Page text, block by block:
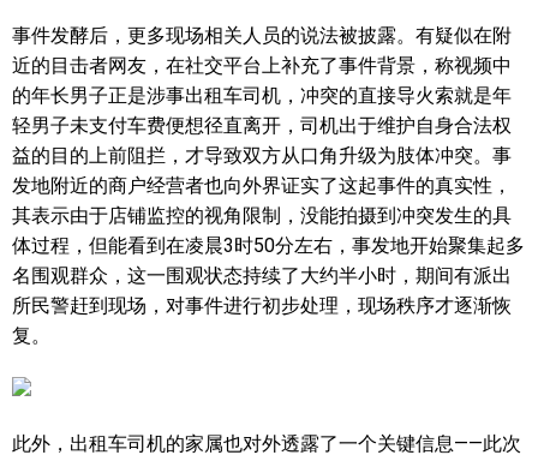
事件发酵后，更多现场相关人员的说法被披露。有疑似在附
近的目击者网友，在社交平台上补充了事件背景，称视频中
的年长男子正是涉事出租车司机，冲突的直接导火索就是年
轻男子未支付车费便想径直离开，司机出于维护自身合法权
益的目的上前阻拦，才导致双方从口角升级为肢体冲突。事
发地附近的商户经营者也向外界证实了这起事件的真实性，
其表示由于店铺监控的视角限制，没能拍摄到冲突发生的具
体过程，但能看到在凌晨3时50分左右，事发地开始聚集起多
名围观群众，这一围观状态持续了大约半小时，期间有派出
所民警赶到现场，对事件进行初步处理，现场秩序才逐渐恢
复。
此外，出租车司机的家属也对外透露了一个关键信息——此次